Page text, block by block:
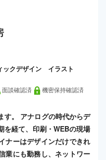
ックデザイン イラスト
面談確認済 機密保持確認済
す。 アナログの時代からデ
を経て、印刷・WEBの現場
ナーはデザインだけできれ
業にも勤務し、ネットワー